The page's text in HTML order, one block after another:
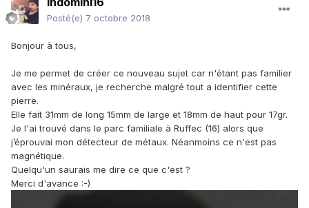
Posté(e) 7 octobre 2018
Bonjour à tous,
Je me permet de créer ce nouveau sujet car n'étant pas familier
avec les minéraux, je recherche malgré tout a identifier cette
pierre.
Elle fait 31mm de long 15mm de large et 18mm de haut pour 17gr.
Je l'ai trouvé dans le parc familiale à Ruffec (16) alors que
j’éprouvai mon détecteur de métaux. Néanmoins ce n'est pas
magnétique.
Quelqu'un saurais me dire ce que c'est ?
Merci d'avance :-)